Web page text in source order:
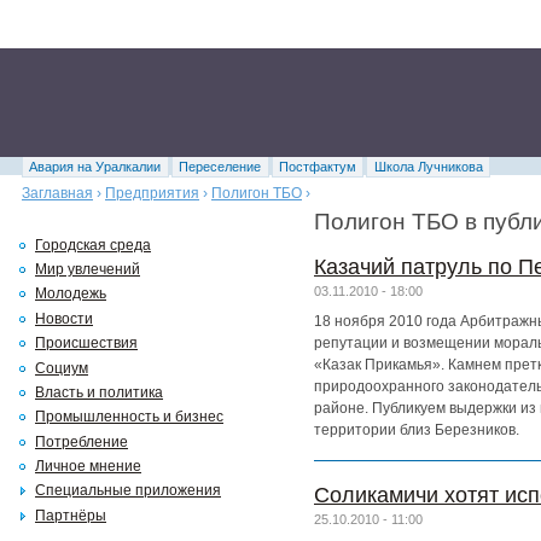
Авария на Уралкалии Переселение Постфактум
Школа Лучникова
Заглавная › Предприятия › Полигон ТБО ›
Полигон ТБО в
Казачий патруль по
03.11.2010 - 18:00
18 ноября 2010 года
репутации и возмещении
«Казак Прикамья». Камнем
природоохранного
районе. Публикуем выдержки из
территории близ Березников.
Соликамичи хотят
25.10.2010 - 11:00
Городская среда
Мир увлечений
Молодежь
Новости
Происшествия
Социум
Власть и политика
Промышленность и бизнес
Потребление
Личное мнение
Специальные приложения
Партнёры